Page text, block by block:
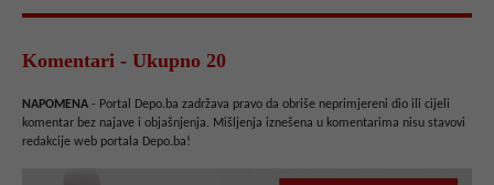
Komentari - Ukupno 20
NAPOMENA - Portal Depo.ba zadržava pravo da obriše neprimjereni dio ili cijeli
komentar bez najave i objašnjenja. Mišljenja iznešena u komentarima nisu stavovi
redakcije web portala Depo.ba!